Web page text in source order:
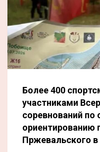
Более 400
участниками
соревнований по
ориентированию
Пржевальского